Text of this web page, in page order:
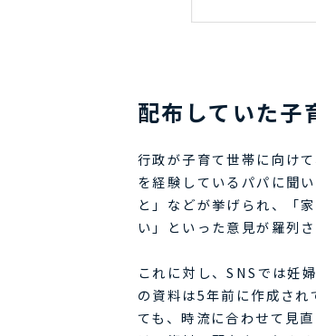
配布していた子
行政が子育て世帯に向け
を経験しているパパに聞
と」などが挙げられ、「
い」といった意見が羅列さ
これに対し、SNSでは妊
の資料は5年前に作成さ
ても、時流に合わせて見